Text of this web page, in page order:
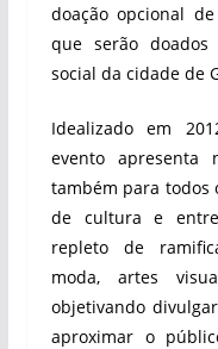
doação opcional
que serão
social da cidade de
Idealizado em
evento apresenta
também para todos
de cultura e
repleto de
moda, artes
objetivando
aproximar o